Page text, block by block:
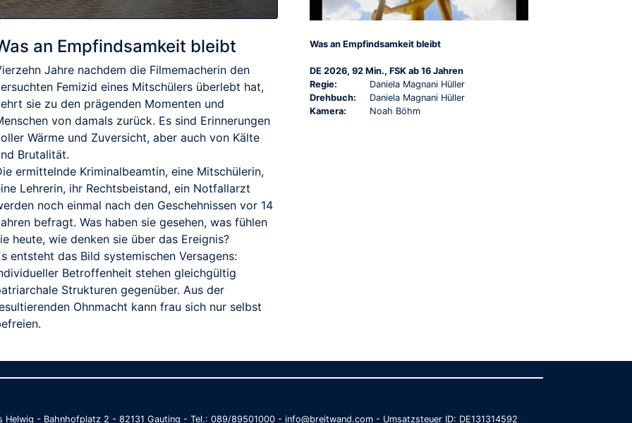
an Empfindsamkeit bleibt
Jahre nachdem die Filmemacherin den
Femizid eines Mitschülers überlebt hat,
sie zu den prägenden Momenten und
von damals zurück. Es sind Erinnerungen
Wärme und Zuversicht, aber auch von Kälte
Brutalität.
ermittelnde Kriminalbeamtin, eine Mitschülerin,
Lehrerin, ihr Rechtsbeistand, ein Notfallarzt
noch einmal nach den Geschehnissen vor 14
befragt. Was haben sie gesehen, was fühlen
heute, wie denken sie über das Ereignis?
entsteht das Bild systemischen Versagens:
Betroffenheit stehen gleichgültig
Strukturen gegenüber. Aus der
Ohnmacht kann frau sich nur selbst
Was an Empfindsamkeit bleibt
DE 2026, 92 Min., FSK ab 16 Jahren
Regie:
Daniela Magnani Hüller
Drehbuch:
Daniela Magnani Hüller
Kamera:
Noah Böhm
- Bahnhofplatz 2 - 82131 Gauting - Tel.: 089/89501000 - info@breitwand.com - Umsatzsteuer ID: DE131314592